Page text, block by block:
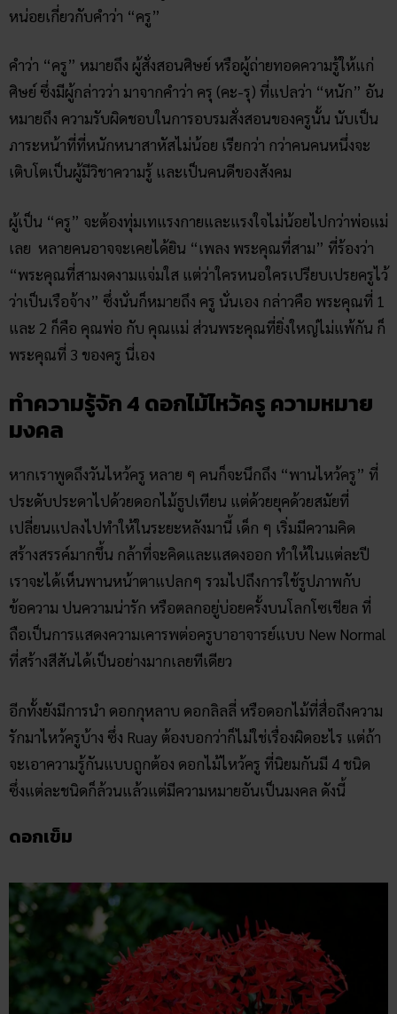
หน่อยเกี่ยวกับคำว่า “ครู”
คำว่า “ครู” หมายถึง ผู้สั่งสอนศิษย์ หรือผู้ถ่ายทอดความรู้ให้แก่
ศิษย์ ซึ่งมีผู้กล่าวว่า มาจากคำว่า ครุ (คะ-รุ) ที่แปลว่า “หนัก” อัน
หมายถึง ความรับผิดชอบในการอบรมสั่งสอนของครูนั้น นับเป็น
ภาระหน้าที่ที่หนักหนาสาหัสไม่น้อย เรียกว่า กว่าคนคนหนึ่งจะ
เติบโตเป็นผู้มีวิชาความรู้ และเป็นคนดีของสังคม
ผู้เป็น “ครู” จะต้องทุ่มเทแรงกายและแรงใจไม่น้อยไปกว่าพ่อแม่
เลย หลายคนอาจจะเคยได้ยิน “เพลง พระคุณที่สาม” ที่ร้องว่า
“พระคุณที่สามงดงามแจ่มใส แต่ว่าใครหนอใครเปรียบเปรยครูไว้
ว่าเป็นเรือจ้าง” ซึ่งนั่นก็หมายถึง ครู นั่นเอง กล่าวคือ พระคุณที่ 1
และ 2 ก็คือ คุณพ่อ กับ คุณแม่ ส่วนพระคุณที่ยิ่งใหญ่ไม่แพ้กัน ก็
พระคุณที่ 3 ของครู นี่เอง
ทำความรู้จัก 4 ดอกไม้ไหว้ครู ความหมาย
มงคล
หากเราพูดถึงวันไหว้ครู หลาย ๆ คนก็จะนึกถึง “พานไหว้ครู” ที่
ประดับประดาไปด้วยดอกไม้ธูปเทียน แต่ด้วยยุคด้วยสมัยที่
เปลี่ยนแปลงไปทำให้ในระยะหลังมานี้ เด็ก ๆ เริ่มมีความคิด
สร้างสรรค์มากขึ้น กล้าที่จะคิดและแสดงออก ทำให้ในแต่ละปี
เราจะได้เห็นพานหน้าตาแปลกๆ รวมไปถึงการใช้รูปภาพกับ
ข้อความ ปนความน่ารัก หรือตลกอยู่บ่อยครั้งบนโลกโซเชียล ที่
ถือเป็นการแสดงความเคารพต่อครูบาอาจารย์แบบ New Normal
ที่สร้างสีสันได้เป็นอย่างมากเลยทีเดียว
อีกทั้งยังมีการนำ ดอกกุหลาบ ดอกลิลลี่ หรือดอกไม้ที่สื่อถึงความ
รักมาไหว้ครูบ้าง ซึ่ง Ruay ต้องบอกว่าก็ไม่ใช่เรื่องผิดอะไร แต่ถ้า
จะเอาความรู้กันแบบถูกต้อง ดอกไม้ไหว้ครู ที่นิยมกันมี 4 ชนิด
ซึ่งแต่ละชนิดก็ล้วนแล้วแต่มีความหมายอันเป็นมงคล ดังนี้
ดอกเข็ม